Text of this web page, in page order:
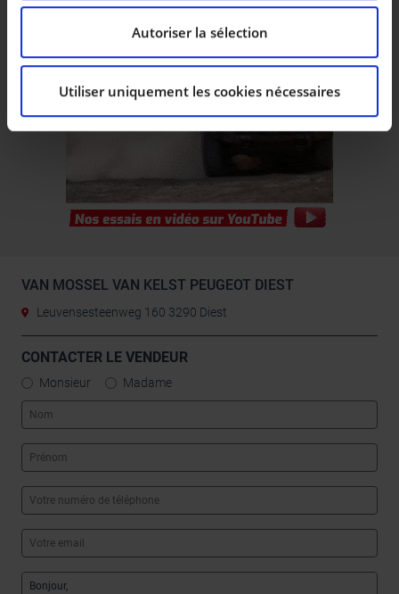
à lasection « Détails ». Vous pouvez modifier ou
retirer votre consentement à tout moment à partir de
Les cookies nous permettent de personnaliser le
contenu et les annonces, d’offrir des fonctionnalités
relatives aux médias sociaux et d’analyser notre trafic.
Nous partageons également des informations sur
l’utilisation de notre site avec nos partenaires de
médias sociaux, de publicité et d’analyse, qui peuvent
combiner celles-ci avec d’autres informations que vous
Autoriser la sélection
Utiliser uniquement les cookies nécessaires
VAN MOSSEL VAN KELST PEUGEOT DIEST
Leuvensesteenweg 160 3290 Diest
CONTACTER LE VENDEUR
Monsieur Madame